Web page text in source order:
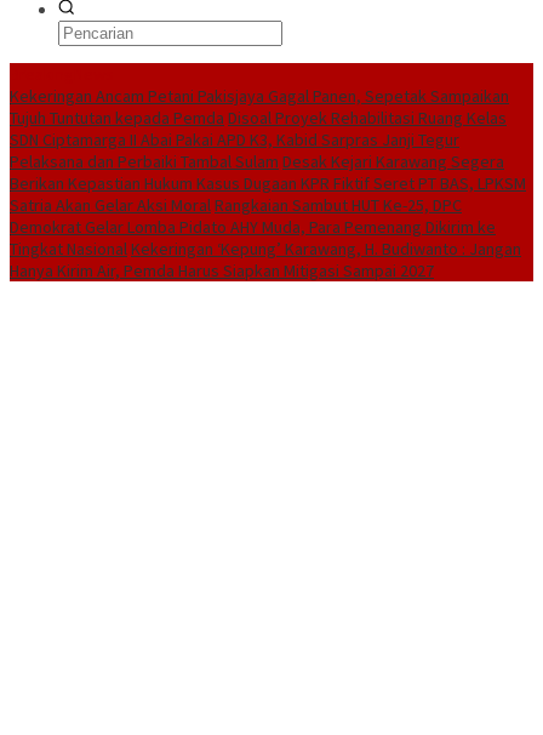
Kekeringan Ancam Petani Pakisjaya Gagal Panen, Sepetak Sampaikan
Tujuh Tuntutan kepada Pemda Disoal Proyek Rehabilitasi Ruang Kelas
SDN Ciptamarga II Abai Pakai APD K3, Kabid Sarpras Janji Tegur
Pelaksana dan Perbaiki Tambal Sulam Desak Kejari Karawang Segera
Berikan Kepastian Hukum Kasus Dugaan KPR Fiktif Seret PT BAS, LPKSM
Satria Akan Gelar Aksi MoralRangkaian Sambut HUT Ke-25, DPC
Demokrat Gelar Lomba Pidato AHY Muda, Para Pemenang Dikirim ke
Tingkat NasionalKekeringan ‘Kepung’ Karawang, H. Budiwanto : Jangan
Hanya Kirim Air, Pemda Harus Siapkan Mitigasi Sampai 2027